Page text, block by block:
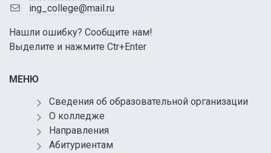
ing_college@mail.ru
Нашли ошибку? Сообщите нам!
Выделите и нажмите Ctr+Enter
МЕНЮ
Сведения об образовательной организации
О колледже
Направления
Абитуриентам